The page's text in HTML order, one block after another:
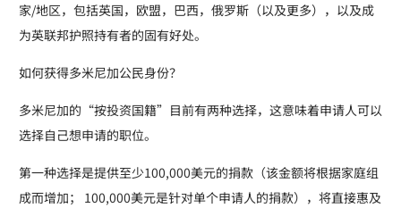
家/地区，包括英国，欧盟，巴西，俄罗斯（以及更多），以及成
为英联邦护照持有者的固有好处。
如何获得多米尼加公民身份？
多米尼加的“按投资国籍”目前有两种选择，这意味着申请人可以
选择自己想申请的职位。
第一种选择是提供至少100,000美元的捐款（该金额将根据家庭组
成而增加； 100,000美元是针对单个申请人的捐款），将直接惠及